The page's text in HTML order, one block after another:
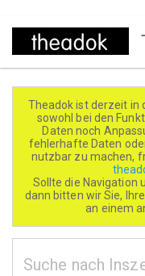
Direkt
Theadok ist derzeit in
sowohl bei den
Daten noch
fehlerhafte Daten
nutzbar zu machen,
Sollte die Navigation
dann bitten wir Sie,
an einem